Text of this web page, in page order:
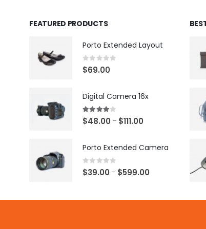
FEATURED PRODUCTS
Porto Extended Layout
0 out of 5
$69.00
Digital Camera 16x
4.00 out of 5
$48.00 – $111.00
Porto Extended Camera
0 out of 5
$39.00 – $599.00